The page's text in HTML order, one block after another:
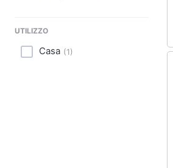
UTILIZZO
Casa (1)